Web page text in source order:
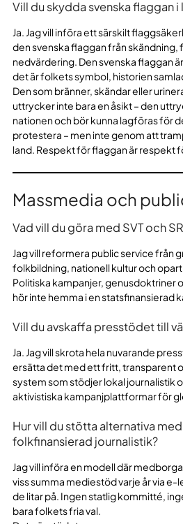
Vill du skydda svenska flaggan i
Ja. Jag vill införa ett särskilt
den svenska flaggan från
nedvärdering. Den svenska flaggan
det är folkets symbol, historien
Den som bränner, skändar eller
uttrycker inte bara en åsikt – den
nationen och bör kunna lagföras för
protestera – men inte genom att
land. Respekt för flaggan är respekt
Massmedia och
Vad vill du göra med SVT och
Jag vill reformera public service från
folkbildning, nationell kultur och
Politiska kampanjer, genusdoktriner
hör inte hemma i en statsfinansierad
Vill du avskaffa presstödet till
Ja. Jag vill skrota hela nuvarande
ersätta det med ett fritt, transparent
system som stödjer lokal journalistik
aktivistiska kampanjplattformar för
Hur vill du stötta alternativa
folkfinansierad journalistik?
Jag vill införa en modell där
viss summa mediestöd varje år via
de litar på. Ingen statlig kommitté,
bara folkets fria val.